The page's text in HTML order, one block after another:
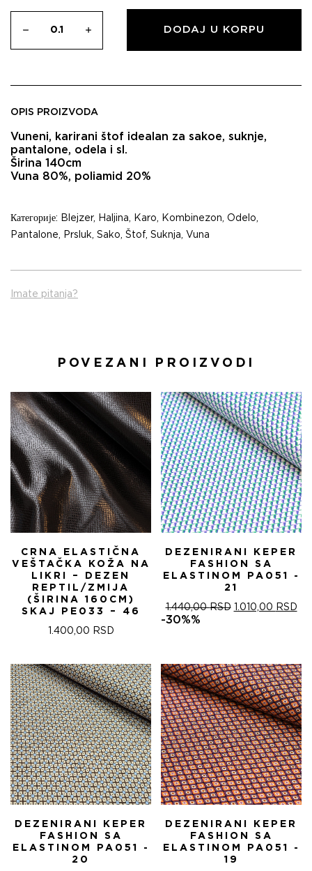
DODAJ U KORPU
OPIS PROIZVODA
Vuneni, karirani štof idealan za sakoe, suknje,
pantalone, odela i sl.
Širina 140cm
Vuna 80%, poliamid 20%
Категорије: Blejzer, Haljina, Karo, Kombinezon, Odelo,
Pantalone, Prsluk, Sako, Štof, Suknja, Vuna
Imate pitanja?
POVEZANI PROIZVODI
CRNA ELASTIČNA
VEŠTAČKA KOŽA NA
LIKRI – DEZEN
REPTIL/ZMIJA
(ŠIRINA 160CM)
SKAJ PE033 – 46
1.400,00 RSD
DEZENIRANI KEPER
FASHION SA
ELASTINOM PA051 -
21
1.440,00RSD ОРИГИНАЛНА
1.010,00 RSD
-30%%
DEZENIRANI KEPER
FASHION SA
ELASTINOM PA051 -
20
DEZENIRANI KEPER
FASHION SA
ELASTINOM PA051 -
19